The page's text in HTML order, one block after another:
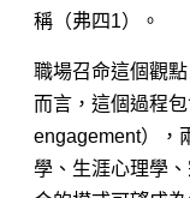
稱（弗四1）。
職場召命這個觀
而言，這個過程
engagement），
學、生涯心理學